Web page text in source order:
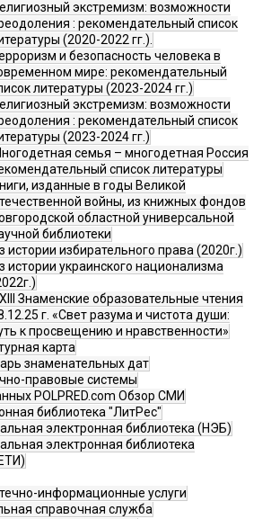
экстремизм: возможности
: рекомендательный список
(2020-2022 гг.).
и безопасность человека в
мире: рекомендательный
литературы (2023-2024 гг.)
экстремизм: возможности
: рекомендательный список
(2023-2024 гг.)
семья – многодетная Россия
список литературы
изданные в годы Великой
войны, из книжных фондов
областной универсальной
библиотеки
истории избирательного права (2020г.)
истории украинского национализма
Знаменские образовательные чтения
г. «Свет разума и чистота души:
к просвещению и нравственности»
карта
знаменательных дат
правовые системы
POLPRED.com Обзор СМИ
библиотека "ЛитРес"
электронная библиотека (НЭБ)
электронная библиотека
информационные услуги
справочная служба